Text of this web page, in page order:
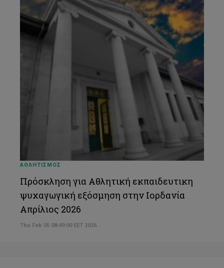
ΑΘΛΗΤΙΣΜΟΣ
Πρόσκληση για Αθλητική εκπαιδευτικη
ψυχαγωγική εξόσμηση στην Ιορδανία
Απρίλιος 2026
Thu Feb 05 08:49:00 EET 2026